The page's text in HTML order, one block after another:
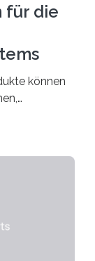
für die
können